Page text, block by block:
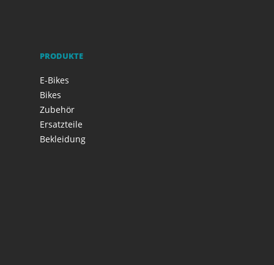
PRODUKTE
E-Bikes
Bikes
Zubehör
Ersatzteile
Bekleidung